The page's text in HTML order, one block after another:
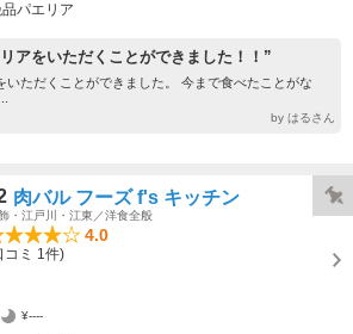
パエリア
アをいただくことができました！！”
いただくことができました。 今まで食べたことがな
by はるさん
肉バル フーズ f's キッチン
・江戸川・江東／洋食全般
4.0
コミ 1件)
¥----